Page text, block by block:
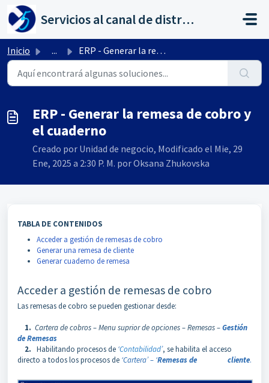
Saltar al contenido principal
Servicios al canal de distribución de AHORA
Inicio ... ERP - Generar la remesa de cobro y el cuaderno
ERP - Generar la remesa de cobro y
el cuaderno
Creado por Unidad de negocio, Modificado el Mie, 29
Ene, 2025 a 2:30 P. M. por Oksana Zhukovska
TABLA DE CONTENIDOS
Acceder a gestión de remesas de cobro
Generar una remesa de cliente
Generar cuaderno de remesa
Acceder a gestión de remesas de cobro
Las remesas de cobro se pueden gestionar desde:
1. Cartera de cobros – Menu suprior de opciones – Remesas –Gestión
de Remesas
2. Habilitando procesos de ‘Contabilidad’, se habilita el acceso
directo a todos los procesos de ‘Cartera’ – ‘Remesas de cliente.